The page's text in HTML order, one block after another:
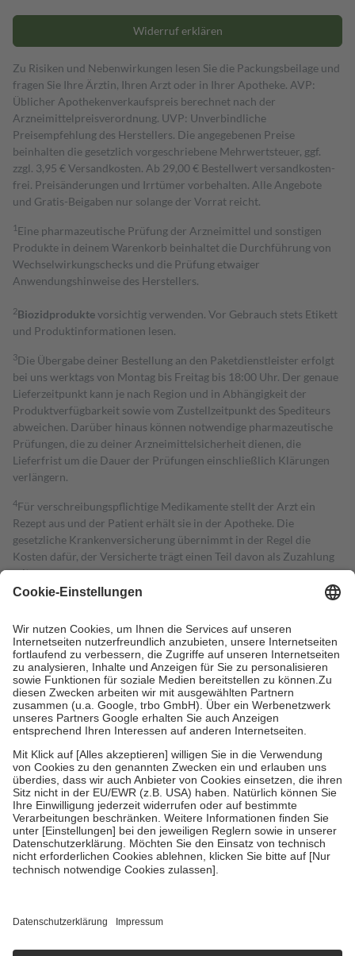
Widerruf erklären
Zu Risiken und Nebenwirkungen lesen Sie die Packungsbeilage und
fragen Sie Ihre Ärztin, Ihren Arzt oder in Ihrer Apotheke. AVP:
Üblicher Apothekenverkaufspreis berechnet nach der
Arzneimittelpreisverordnung. UVP: Unverbindliche
Preisempfehlung des Herstellers. Die angegebenen Preise
beinhalten die gesetzlich vorgeschriebene Mehrwertsteuer, ggf.
zzgl. 3,95 € Versandkosten. Ab 29,00 € Bestell­wert versand­kosten­
frei. Preisänderungen und Irrtümer vorbehalten. Alle Angebote
und Gratis-Beigaben nur solange der Vorrat reicht.
1 Eine pharmazeutische Prüfung der Arzneimittel und sonstigen
Produkte in deinem Warenkorb beinhaltet die Durchführung von
Wechselwirkungschecks und die Prüfung etwaiger
Anwendungshinweise des Herstellers.
2Biozidproduktevorsichtig verwenden. Vor Gebrauch stets Etikett
und Produktinformationen lesen.
3Die Übergabe deiner Bestellung an den Paketdienstleister erfolgt
bei uns werktags von Montag bis Freitag bis 18:00 Uhr. Der genaue
Lieferzeitpunkt kann je nach Region und in Abhängigkeit der
Produktverfügbarkeit sowie vom Zustellzeitpunkt des Spediteurs
abweichen. Darüber hinaus können notwendige pharmazeutische
Prüfungen, die zu deiner Arzneimittelsicherheit dienen, die
Lieferfrist um die Dauer der Prüfungen einschließlich Klärungen
verlängern.
4Für verschreibungspflichtige Medikamente stellt der Arzt ein
Rezept aus und der Patient erhält sie in der Apotheke. Die
gesetzliche Krankenversicherung übernimmt in der Regel die
Kosten dafür, der Versicherte trägt einen Teil davon als Zuzahlung
mit.
Grundsätzlich leisten Mitglieder Zuzahlungen in Höhe von zehn
höchstens zehn Euro.
Es sind jedoch nie mehr als die tatsächlichen
Kosten der Leistung zu entrichten.
Diese Regeln gelten grundsätzlich auch für Online-Apotheken.
Bei Heilmitteln und häuslicher Krankenpflege beträgt die
Zuzahlung zehn Prozent der Kosten sowie zehn Euro je
Verordnung.
Um das Engagement der Versicherten für ihre eigene Gesundheit zu
stärken und die besondere Stellung der Familie zu unterstützen,
fallenkeine Zuzahlungenan bei:
• Kindern und Jugendlichen bis zum vollendeten 18. Lebensjahr
mit Ausnahme der Fahrkosten
• Untersuchungen zur Vorsorge und Früherkennung, die von der
GKV getragen werden
• empfohlenen Schutzimpfungen
• Harn- und Blutteststreifen
getroffen, um sicherzustellen, dass es sich um echte Bewertungen
https://help.etrusted.com/hc/de/articles/4419944605341